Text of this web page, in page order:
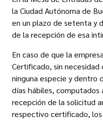
la Ciudad Autónoma de
en un plazo de setenta y
de la recepción de esa
En caso de que la
Certificado, sin
ninguna especie y dentro
días hábiles,
recepción de la solicitud
respectivo certificado,